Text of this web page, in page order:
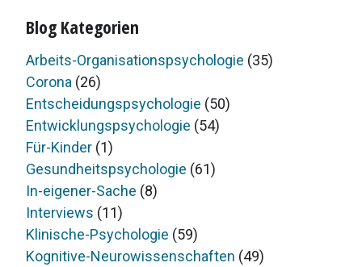
Blog Kategorien
Arbeits-Organisationspsychologie (35)
Corona (26)
Entscheidungspsychologie (50)
Entwicklungspsychologie (54)
Für-Kinder (1)
Gesundheitspsychologie (61)
In-eigener-Sache (8)
Interviews (11)
Klinische-Psychologie (59)
Kognitive-Neurowissenschaften (49)